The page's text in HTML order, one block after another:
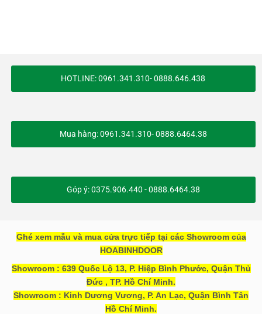
HOTLINE: 0961.341.310- 0888.646.438
Mua hàng: 0961.341.310- 0888.6464.38
Góp ý: 0375.906.440 - 0888.6464.38
Ghé xem mẫu và mua cửa trực tiếp tại các Showroom của
HOABINHDOOR
Showroom : 639 Quốc Lộ 13, P. Hiệp Bình Phước, Quận Thủ
Đức , TP. Hồ Chí Minh.
Showroom : Kinh Dương Vương, P. An Lạc, Quận Bình Tân
Hồ Chí Minh.